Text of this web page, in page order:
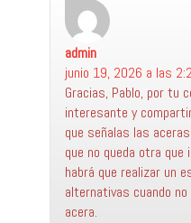
admin
junio 19, 2026 a las
Gracias, Pablo, por tu
interesante y
que señalas las
que no queda otra que
habrá que realizar un
alternativas cuando
acera.